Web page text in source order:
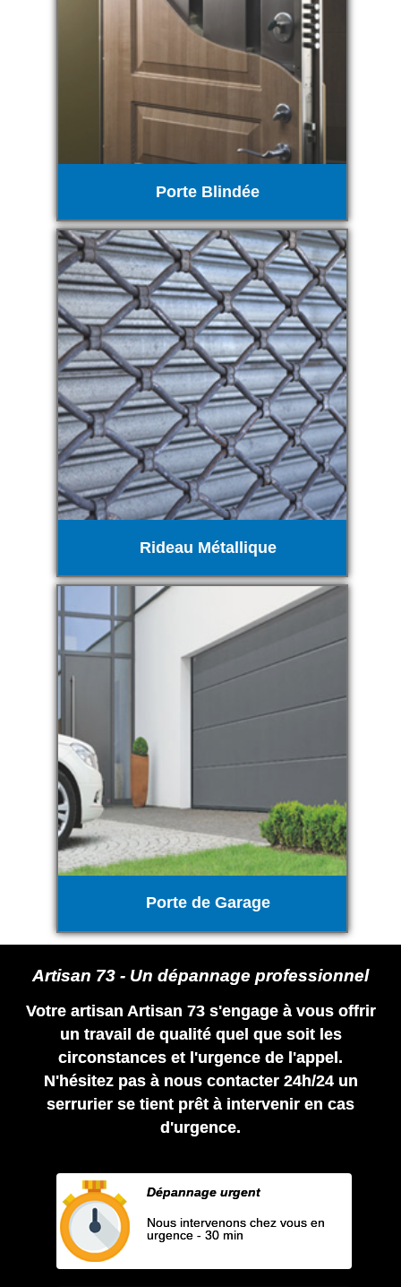
Porte Blindée
Rideau Métallique
Porte de Garage
Artisan 73 - Un dépannage professionnel
Votre artisan Artisan 73 s'engage à vous offrir
un travail de qualité quel que soit les
circonstances et l'urgence de l'appel.
N'hésitez pas à nous contacter 24h/24 un
serrurier se tient prêt à intervenir en cas
d'urgence.
Dépannage urgent
Nous intervenons chez vous en
urgence - 30 min